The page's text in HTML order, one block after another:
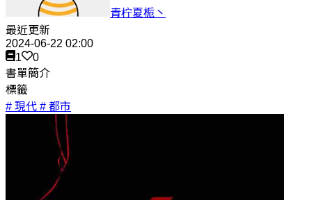
青柠夏栀丶
最近更新
2024-06-22 02:00
1
0
書單簡介
標籤
# 現代 # 都市